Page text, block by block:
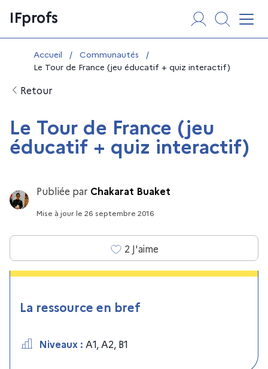
au
contenu
IFprofs
Vous êtes ici :
Accueil / Communautés
/
Le Tour de France (jeu éducatif + quiz interactif)
Retour
Le Tour de France (jeu
éducatif + quiz interactif)
Publiée par Chakarat Buaket
Mise à jourle 26 septembre 2016
2 J'aime
La ressource en bref
Niveaux : A1, A2, B1